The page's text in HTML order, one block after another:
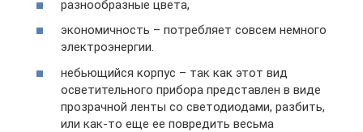
разнообразные цвета,
экономичность – потребляет совсем немного
электроэнергии.
небьющийся корпус – так как этот вид
осветительного прибора представлен в виде
прозрачной ленты со светодиодами, разбить,
или как-то еще ее повредить весьма